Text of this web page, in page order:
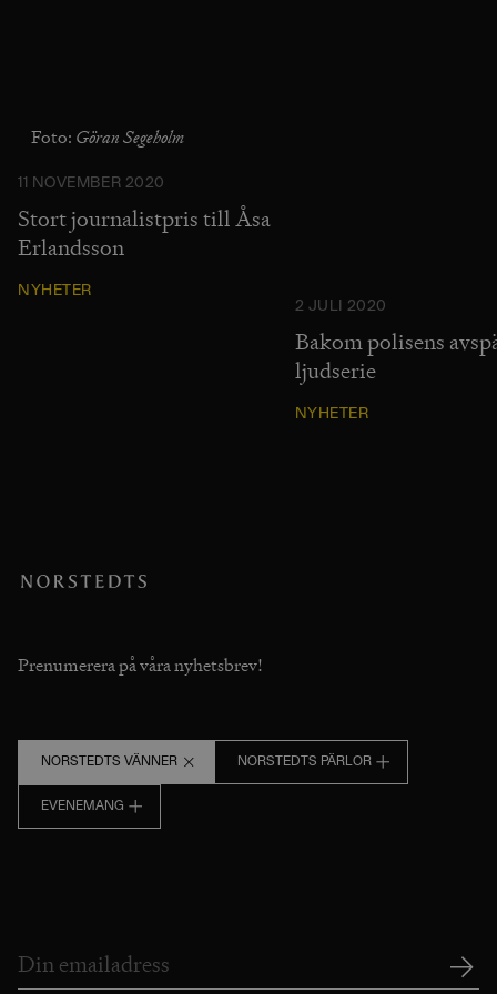
Foto: Göran Segeholm
11 NOVEMBER 2020
Stort journalistpris till Åsa
Erlandsson
NYHETER
2 JULI 2020
Bakom polisens
ljudserie
NYHETER
Prenumerera på våra nyhetsbrev!
NORSTEDTS VÄNNER NORSTEDTS PÄRLOR
EVENEMANG